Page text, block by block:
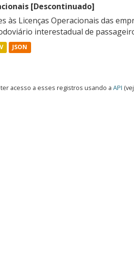
[Descontinuado]
às Licenças Operacionais das
interestadual de
JSON
acesso a esses registros usando a API